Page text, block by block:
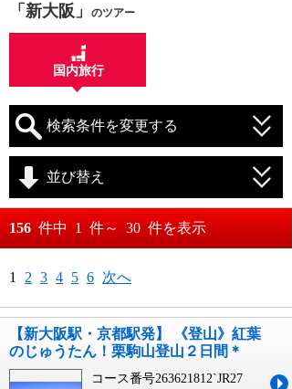
「新大阪」 のツアー
国内旅行
検索条件を変更する
月
月 日
並び替え
おすすめ順
料金が高い順
156 件中 1 件～ 30 件を表示
1 2 3 4 5 6 次へ
【新大阪駅・京都駅発】 《登山》紅葉
のじゅうたん！栗駒山登山２日間＊
コース番号263621812`JR27